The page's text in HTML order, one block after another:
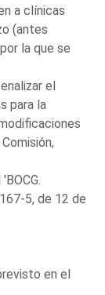
a clínicas
(antes
la que se
el
para la
5, de 12 de
en el